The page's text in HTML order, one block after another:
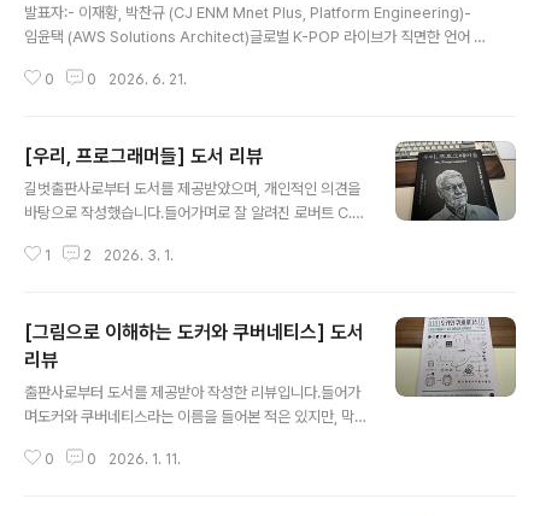
발표자:- 이재황, 박찬규 (CJ ENM Mnet Plus, Platform Engineering)-
임윤택 (AWS Solutions Architect)글로벌 K-POP 라이브가 직면한 언어 장
당수가 해외 팬이다.실제 라이브 방송 중에는 채팅창에 다양한 언어로 다음과
문제로 작용하고 있었다.초기에는 속기사 기반 자막 시스템을 운영했지만, 글로
벌 서비스를 확장하기에는 한계가 명확했다. 속기사 기반 자막 시스템의 한계1.
실시간 운영의 어려움속기사가 단순히 내용을 입력하는 것..
0 0 2026. 6. 21.
[우리, 프로그래머들] 도서 리뷰
길벗출판사로부터 도서를 제공받았으며, 개인적인 의견을
바탕으로 작성했습니다.들어가며로 잘 알려진 로버트 C.
시대가 되면서 ‘프로그래머는 앞으로 어떻게 될까’라는 질
흥미가 갔던 것 같습니다.주요 내용책은 크게 네 부분으로
나뉩니다. 1부에서 프로그래머의 정체성을 묻는 것으로 시
작해, 2부에서는 배비지, 튜링, 폰 노이만, 그레이스 호퍼
같은 컴퓨팅 역사의 거장들을 한 명씩 짚어 나갑니다. 3부
에서는 1960년대부터 밀레니엄까지 연대기 순으로 저자
본인의 경험과 업계의 변화를 함께 엮고, 4부에서는 AI, 하
1 2 2026. 3. 1.
[그림으로 이해하는 도커와 쿠버네티스] 도서
리뷰
출판사로부터 도서를 제공받아 작성한 리뷰입니다.들어가
며도커와 쿠버네티스라는 이름을 들어본 적은 있지만, 막
요. 컨테이너가 뭔지, 왜 필요한지조차 제대로 감이 오지 않
0 0 2026. 1. 11.